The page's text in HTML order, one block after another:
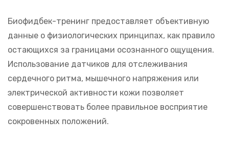
Биофидбек-тренинг предоставляет объективную
данные о физиологических принципах, как правило
остающихся за границами осознанного ощущения.
Использование датчиков для отслеживания
сердечного ритма, мышечного напряжения или
электрической активности кожи позволяет
совершенствовать более правильное восприятие
сокровенных положений.